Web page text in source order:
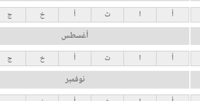
أ ا ث أ خ ج
أغسطس
أ ا ث أ خ ج
نوفمبر